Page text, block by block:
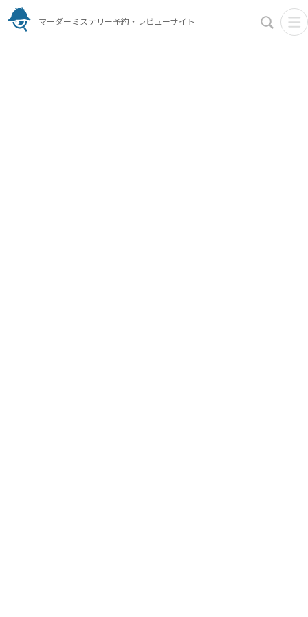
マーダーミステリー予約・レビューサイト